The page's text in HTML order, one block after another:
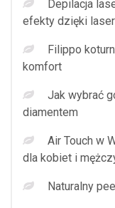
Depilacja
efekty dzięki
Filippo
komfort
Jak wybrać
diamentem
Air Touch w
dla kobiet i
Naturalny